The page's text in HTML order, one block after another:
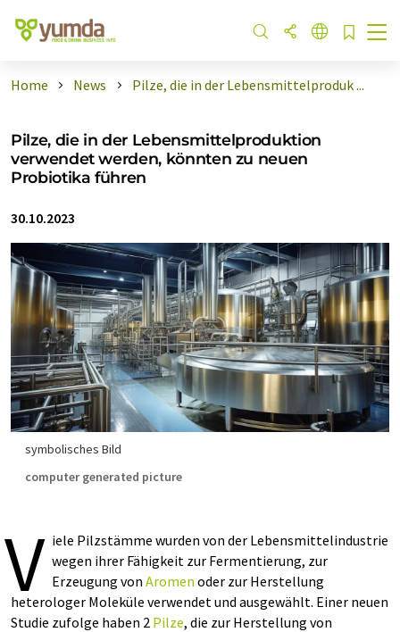
Home News Pilze, die in der Lebensmittelproduk ...
Pilze, die in der Lebensmittelproduktion
verwendet werden, könnten zu neuen
Probiotika führen
30.10.2023
symbolisches Bild
computer generated picture
V iele Pilzstämme wurden von der Lebensmittelindustrie
wegen ihrer Fähigkeit zur Fermentierung, zur
Erzeugung von Aromen oder zur Herstellung
heterologer Moleküle verwendet und ausgewählt. Einer neuen
Studie zufolge haben 2 Pilze, die zur Herstellung von